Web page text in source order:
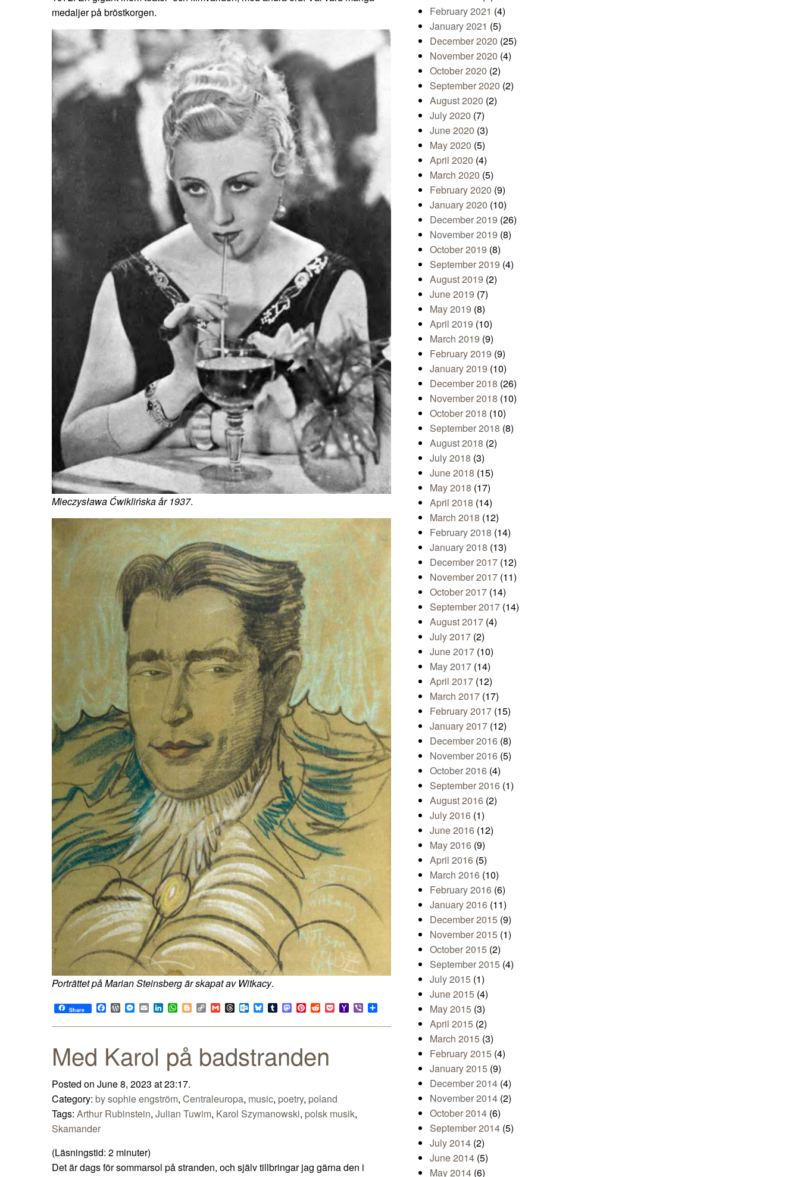
medaljer på bröstkorgen.
Mieczysława Ćwiklińska år 1937.
Porträttet på Marian Steinsberg är skapat av Witkacy.
Share Facebook
WordPress
Messenger
EmailLinkedIn
WhatsApp
BloggerCopy
Link
GmailThreadsOutlook.com
Bluesky
TumblrMastodon
Pinterest
RedditPocketYahoo
Mail
Viber
Med Karol på badstranden
Posted on June 8, 2023 at 23:17.
Category: by sophie engström, Centraleuropa, music, poetry, poland
Tags: Arthur Rubinstein, Julian Tuwim, Karol Szymanowski, polsk musik,
Skamander
(Läsningstid: 2 minuter)
Det är dags för sommarsol på stranden, och själv tillbringar jag gärna den i
February 2021 (4)
January 2021 (5)
December 2020 (25)
November 2020 (4)
October 2020 (2)
September 2020 (2)
August 2020 (2)
July 2020 (7)
June 2020 (3)
May 2020 (5)
April 2020 (4)
March 2020 (5)
February 2020 (9)
January 2020 (10)
December 2019 (26)
November 2019 (8)
October 2019 (8)
September 2019 (4)
August 2019 (2)
June 2019 (7)
May 2019 (8)
April 2019 (10)
March 2019 (9)
February 2019 (9)
January 2019 (10)
December 2018 (26)
November 2018 (10)
October 2018 (10)
September 2018 (8)
August 2018 (2)
July 2018 (3)
June 2018 (15)
May 2018 (17)
April 2018 (14)
March 2018 (12)
February 2018 (14)
January 2018 (13)
December 2017 (12)
November 2017 (11)
October 2017 (14)
September 2017 (14)
August 2017 (4)
July 2017 (2)
June 2017 (10)
May 2017 (14)
April 2017 (12)
March 2017 (17)
February 2017 (15)
January 2017 (12)
December 2016 (8)
November 2016 (5)
October 2016 (4)
September 2016 (1)
August 2016 (2)
July 2016 (1)
June 2016 (12)
May 2016 (9)
April 2016 (5)
March 2016 (10)
February 2016 (6)
January 2016 (11)
December 2015 (9)
November 2015 (1)
October 2015 (2)
September 2015 (4)
July 2015 (1)
June 2015 (4)
May 2015 (3)
April 2015 (2)
March 2015 (3)
February 2015 (4)
January 2015 (9)
December 2014 (4)
November 2014 (2)
October 2014 (6)
September 2014 (5)
July 2014 (2)
June 2014 (5)
May 2014 (6)